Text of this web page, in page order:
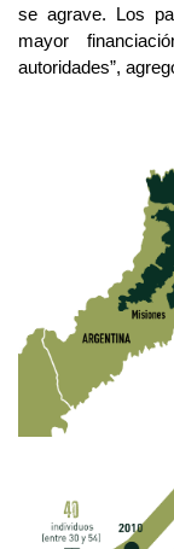
se agrave. Los
mayor
autoridades”,